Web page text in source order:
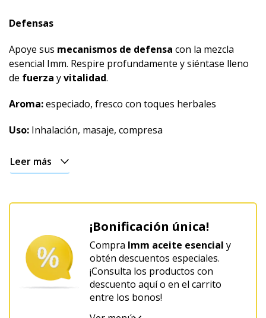
Defensas
Apoye sus mecanismos de defensa con la mezcla
esencial Imm. Respire profundamente y siéntase lleno
de fuerza yvitalidad.
Aroma:especiado, fresco con toques herbales
Uso: Inhalación, masaje, compresa
Leer más
¡Bonificación única!
Compra Imm aceite esencial y
obtén descuentos especiales.
¡Consulta los productos con
descuento aquí o en el carrito
entre los bonos!